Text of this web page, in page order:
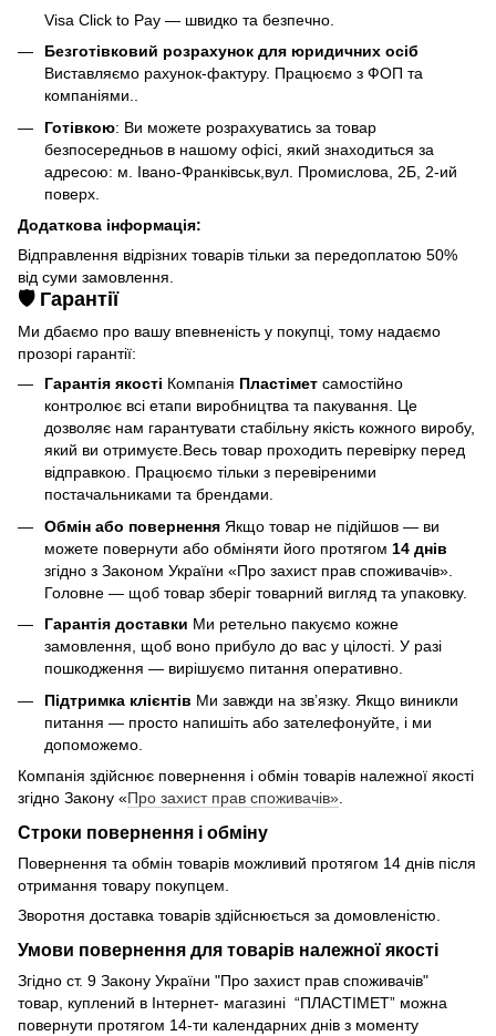
Visa Click to Pay — швидко та безпечно.
Безготівковий розрахунок для юридичних осіб
Виставляємо рахунок-фактуру. Працюємо з ФОП та
компаніями..
Готівкою: Ви можете розрахуватись за товар
безпосередньов в нашому офісі, який знаходиться за
адресою: м. Івано-Франківськ,вул. Промислова, 2Б, 2-ий
поверх.
Додаткова інформація:
Відправлення відрізних товарів тільки за передоплатою 50%
від суми замовлення.
🛡️ Гарантії
Ми дбаємо про вашу впевненість у покупці, тому надаємо
прозорі гарантії:
Гарантія якості Компанія Пластімет самостійно
контролює всі етапи виробництва та пакування. Це
дозволяє нам гарантувати стабільну якість кожного виробу,
який ви отримуєте.Весь товар проходить перевірку перед
відправкою. Працюємо тільки з перевіреними
постачальниками та брендами.
Обмін або повернення Якщо товар не підійшов — ви
можете повернути або обміняти його протягом 14 днів
згідно з Законом України «Про захист прав споживачів».
Головне — щоб товар зберіг товарний вигляд та упаковку.
Гарантія доставки Ми ретельно пакуємо кожне
замовлення, щоб воно прибуло до вас у цілості. У разі
пошкодження — вирішуємо питання оперативно.
Підтримка клієнтів Ми завжди на зв’язку. Якщо виникли
питання — просто напишіть або зателефонуйте, і ми
допоможемо.
Компанія здійснює повернення і обмін товарів належної якості
згідно Закону «Про захист прав споживачів»
Строки повернення і обміну
Повернення та обмін товарів можливий протягом 14 днів після
отримання товару покупцем.
Зворотня доставка товарів здійснюється за домовленістю.
Умови повернення для товарів належної якості
Згідно ст. 9 Закону України "Про захист прав споживачів"
товар, куплений в Інтернет- магазині “ПЛАСТІМЕТ” можна
повернути протягом 14-ти календарних днів з моменту